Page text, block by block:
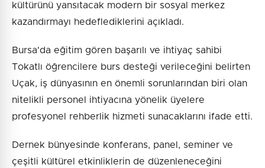
kültürünü yansıtacak modern bir sosyal merkez
kazandırmayı hedeflediklerini açıkladı.
Bursa'da eğitim gören başarılı ve ihtiyaç sahibi
Tokatlı öğrencilere burs desteği verileceğini belirten
Uçak, iş dünyasının en önemli sorunlarından biri olan
nitelikli personel ihtiyacına yönelik üyelere
profesyonel rehberlik hizmeti sunacaklarını ifade etti.
Dernek bünyesinde konferans, panel, seminer ve
çeşitli kültürel etkinliklerin de düzenleneceğini